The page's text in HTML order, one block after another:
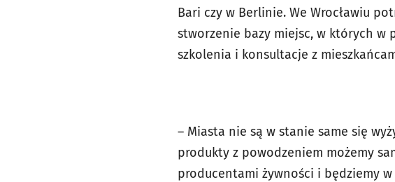
Bari czy w Berlinie. We Wrocławiu
stworzenie bazy miejsc, w których w
szkolenia i konsultacje z
– Miasta nie są w stanie same się
produkty z powodzeniem możemy
producentami żywności i będziemy